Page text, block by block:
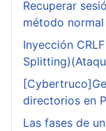
Recuperar
método
Inyección
directorios en
Las fases de